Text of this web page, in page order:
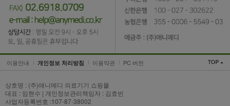
이용안내 개인정보 처리방침 이용약관 PC 버전
상호명 : (주)애니메디 의료기기 쇼핑몰
대표 : 임현수 | 개인정보관리책임자 : 김효빈
사업자등록번호 :107-87-38002